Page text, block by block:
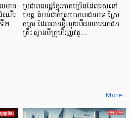
មាន​
ណើរ
ទី២
ប្រជាពលរដ្ឋ​ខែ្មរ​ភាគ​ច្រើន​ដែល​រស់នៅ​
ខេត្ត តំបន់​ដាច់​ស្រយោល​ជនបទ ស្រែ​
ចម្ការ ដែល​បាន​ខ្ចី​លុយ​ពី​ធនាគារ​ឯកជន
គ្រឹះស្ថាន​មីក្រូ​ហិរញ្ញវត្…
More